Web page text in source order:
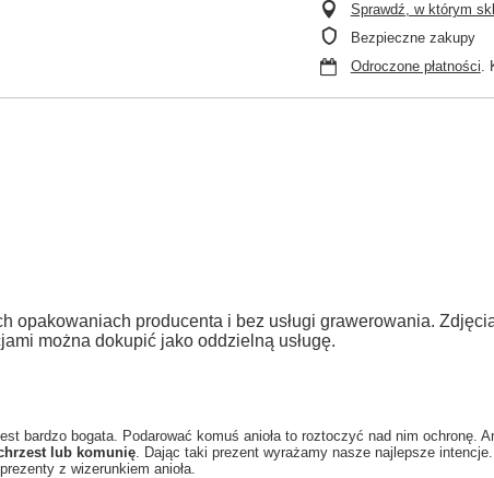
Sprawdź, w którym
Bezpieczne zakupy
Odroczone płatności.
opakowaniach producenta i bez usługi grawerowania.
można dokupić jako oddzielną usługę.
bardzo bogata. Podarować komuś anioła to roztoczyć nad nim ochronę.
lub komunię. Dając taki prezent wyrażamy nasze najlepsze
z wizerunkiem anioła.